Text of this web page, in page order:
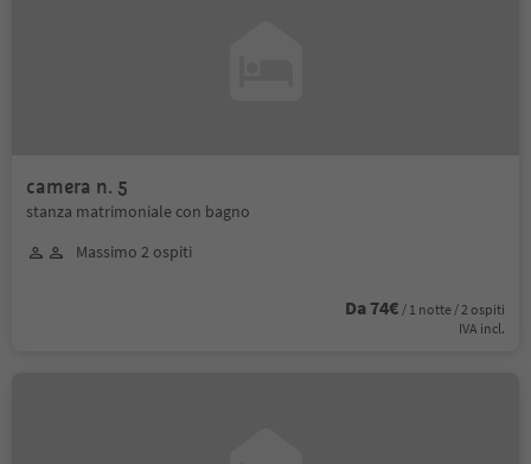
camera n. 5
stanza matrimoniale con bagno
Massimo 2 ospiti
Da 74€ / 1 notte / 2 ospiti
IVA incl.